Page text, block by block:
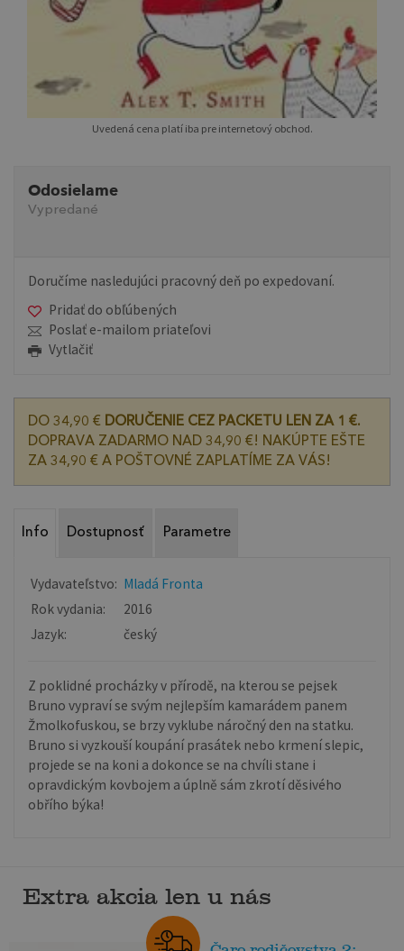
Uvedená cena platí iba pre internetový obchod.
Odosielame
Vypredané
Doručíme nasledujúci pracovný deň po expedovaní.
Pridať do obľúbených
Poslať e-mailom priateľovi
Vytlačiť
DO 34,90 € DORUČENIE CEZ PACKETU LEN ZA 1 €.
DOPRAVA ZADARMO NAD 34,90 €! NAKÚPTE EŠTE
ZA 34,90 € A POŠTOVNÉ ZAPLATÍME ZA VÁS!
Info Dostupnosť Parametre
Vydavateľstvo: Mladá Fronta
Rok vydania:
2016
Jazyk:
český
Z poklidné procházky v přírodě, na kterou se pejsek
Bruno vypraví se svým nejlepším kamarádem panem
Žmolkofuskou, se brzy vyklube náročný den na statku.
Bruno si vyzkouší koupání prasátek nebo krmení slepic,
projede se na koni a dokonce se na chvíli stane i
opravdickým kovbojem a úplně sám zkrotí děsivého
obřího býka!
Extra akcia len u nás